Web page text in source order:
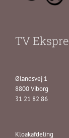
TV
Ølandsvej 1
8800 Viborg
31 21 82 86
Kloakafdeling